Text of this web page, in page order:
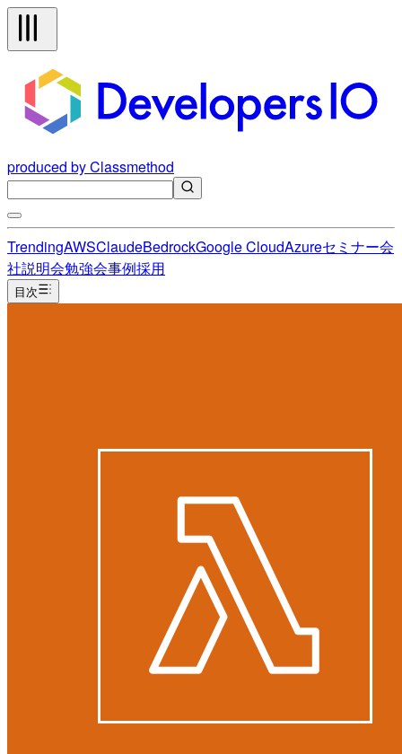
produced by Classmethod
TrendingAWSClaudeBedrockGoogle CloudAzureセミナー会
社説明会勉強会事例採用
目次